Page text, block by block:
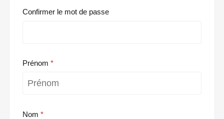
Confirmer le mot de passe
Prénom
Nom